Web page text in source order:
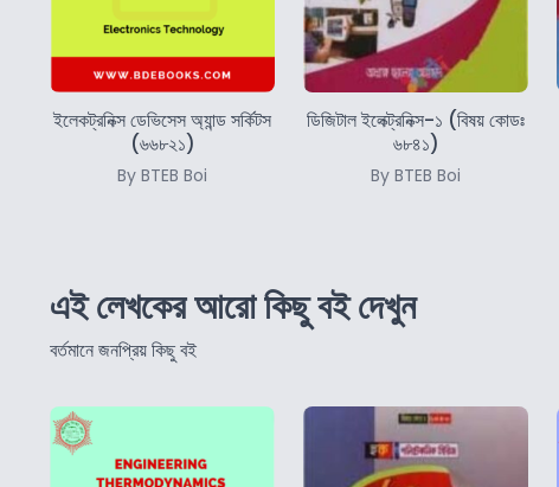
ইলেকট্রনিক্স ডেভিসেস অ্যান্ড সর্কিটস
(৬৬৮২১)
By BTEB Boi
ডিজিটাল ইলেক্ট্রনিক্স-১ (বিষয় কোডঃ
৬৮৪১)
By BTEB Boi
এই লেখকের আরো কিছু বই দেখুন
বর্তমানে জনপ্রিয় কিছু বই